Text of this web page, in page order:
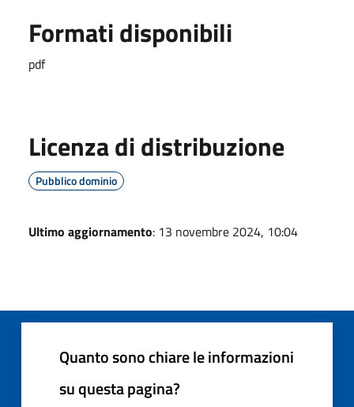
Formati disponibili
pdf
Licenza di distribuzione
Pubblico dominio
Ultimo aggiornamento: 13 novembre 2024, 10:04
Quanto sono chiare le informazioni
su questa pagina?